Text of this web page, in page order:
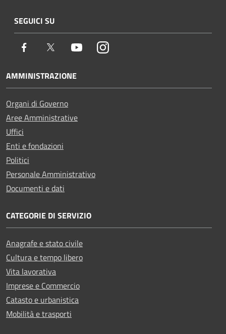
SEGUICI SU
Facebook Twitter YoutubeInstagram
AMMINISTRAZIONE
Organi di Governo
Aree Amministrative
Uffici
Enti e fondazioni
Politici
Personale Amministrativo
Documenti e dati
CATEGORIE DI SERVIZIO
Anagrafe e stato civile
Cultura e tempo libero
Vita lavorativa
Imprese e Commercio
Catasto e urbanistica
Mobilità e trasporti